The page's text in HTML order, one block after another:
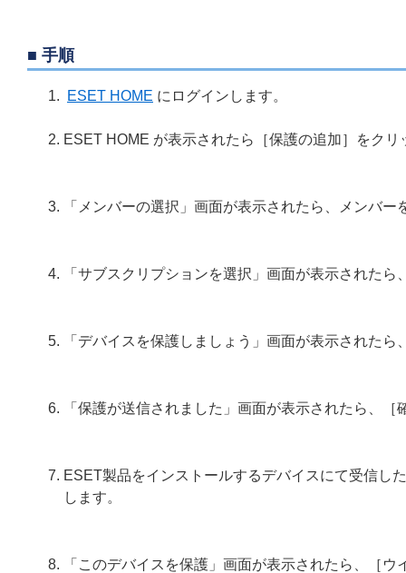
■ 手順
ESET HOME にログインします。
ESET HOME が表示されたら［保護の追加］をクリ
「メンバーの選択」画面が表示されたら、メンバ
「サブスクリプションを選択」画面が表示された
「デバイスを保護しましょう」画面が表示された
「保護が送信されました」画面が表示されたら、
ESET製品をインストールするデバイスにて受信し
します。
「このデバイスを保護」画面が表示されたら、［